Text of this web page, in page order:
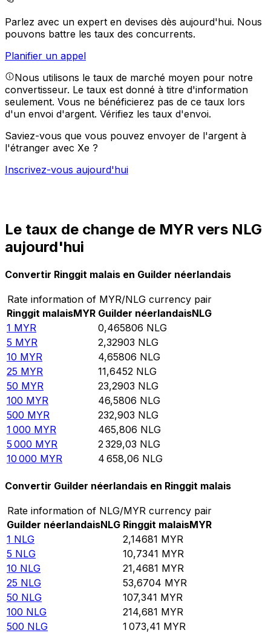
Parlez avec un expert en devises dès aujourd'hui. Nous
pouvons battre les taux des concurrents.
Planifier un appel
Nous utilisons le taux de marché moyen pour notre
convertisseur. Le taux est donné à titre d'information
seulement. Vous ne bénéficierez pas de ce taux lors
d'un envoi d'argent. Vérifiez les taux d'envoi.
Saviez-vous que vous pouvez envoyer de l'argent à
l'étranger avec Xe ?
Inscrivez-vous aujourd'hui
Le taux de change de MYR vers NLG
aujourd'hui
Convertir Ringgit malais en Guilder néerlandais
Rate information of MYR/NLG currency pair
Ringgit malaisMYR Guilder néerlandaisNLG
1 MYR 0,465806 NLG
5 MYR 2,32903 NLG
10 MYR 4,65806 NLG
25 MYR 11,6452 NLG
50 MYR 23,2903 NLG
100 MYR 46,5806 NLG
500 MYR 232,903 NLG
1 000 MYR 465,806 NLG
5 000 MYR 2 329,03 NLG
10 000 MYR 4 658,06 NLG
Convertir Guilder néerlandais en Ringgit malais
Rate information of NLG/MYR currency pair
Guilder néerlandaisNLG Ringgit malaisMYR
1 NLG 2,14681 MYR
5 NLG 10,7341 MYR
10 NLG 21,4681 MYR
25 NLG 53,6704 MYR
50 NLG 107,341 MYR
100 NLG 214,681 MYR
500 NLG 1 073,41 MYR